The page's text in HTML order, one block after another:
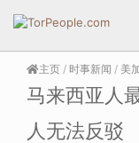
主页 / 时事新闻 / 美
马来西亚人
人无法反驳